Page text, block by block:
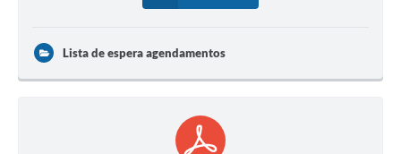
Lista de espera agendamentos